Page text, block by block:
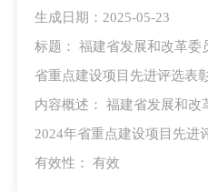
生成日期：2025-05-23
标题： 福建省发展和改革
省重点建设项目先进评选表
内容概述： 福建省发展和
2024年省重点建设项目先进
有效性： 有效